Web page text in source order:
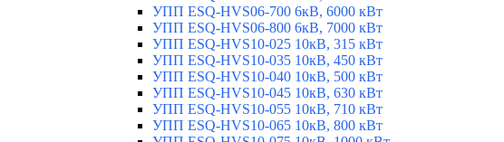
УПП ESQ-HVS06-700 6кВ, 6000 кВт
УПП ESQ-HVS06-800 6кВ, 7000 кВт
УПП ESQ-HVS10-025 10кВ, 315 кВт
УПП ESQ-HVS10-035 10кВ, 450 кВт
УПП ESQ-HVS10-040 10кВ, 500 кВт
УПП ESQ-HVS10-045 10кВ, 630 кВт
УПП ESQ-HVS10-055 10кВ, 710 кВт
УПП ESQ-HVS10-065 10кВ, 800 кВт